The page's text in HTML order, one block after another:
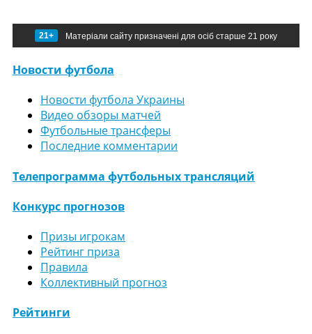
21+ Матеріали сайту призначені для осіб старше 21 року
Новости футбола
Новости футбола Украины
Видео обзоры матчей
Футбольные трансферы
Последние комментарии
Телепрограмма футбольных трансляций
Конкурс прогнозов
Призы игрокам
Рейтинг приза
Правила
Коллективный прогноз
Рейтинги